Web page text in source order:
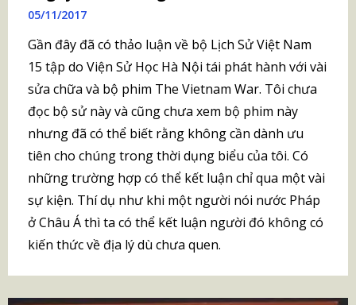
05/11/2017
Gần đây đã có thảo luận về bộ Lịch Sử Việt Nam
15 tập do Viện Sử Học Hà Nội tái phát hành với vài
sửa chữa và bộ phim The Vietnam War. Tôi chưa
đọc bộ sử này và cũng chưa xem bộ phim này
nhưng đã có thể biết rằng không cần dành ưu
tiên cho chúng trong thời dụng biểu của tôi. Có
những trường hợp có thể kết luận chỉ qua một vài
sự kiện. Thí dụ như khi một người nói nước Pháp
ở Châu Á thì ta có thể kết luận người đó không có
kiến thức về địa lý dù chưa quen.